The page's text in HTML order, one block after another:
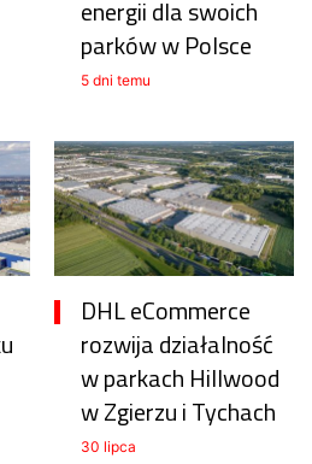
energii dla swoich
parków w Polsce
5 dni temu
DHL eCommerce
rozwija działalność
w parkach Hillwood
w Zgierzu i Tychach
30 lipca